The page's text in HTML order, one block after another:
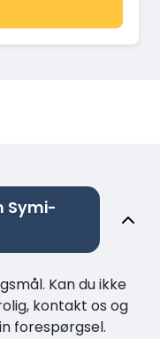
Symi-
Kan du ikke
kontakt os og
forespørgsel.